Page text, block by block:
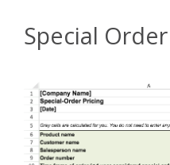
Special